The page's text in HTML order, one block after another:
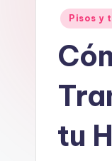
m
Publicado
Pisos y
tu